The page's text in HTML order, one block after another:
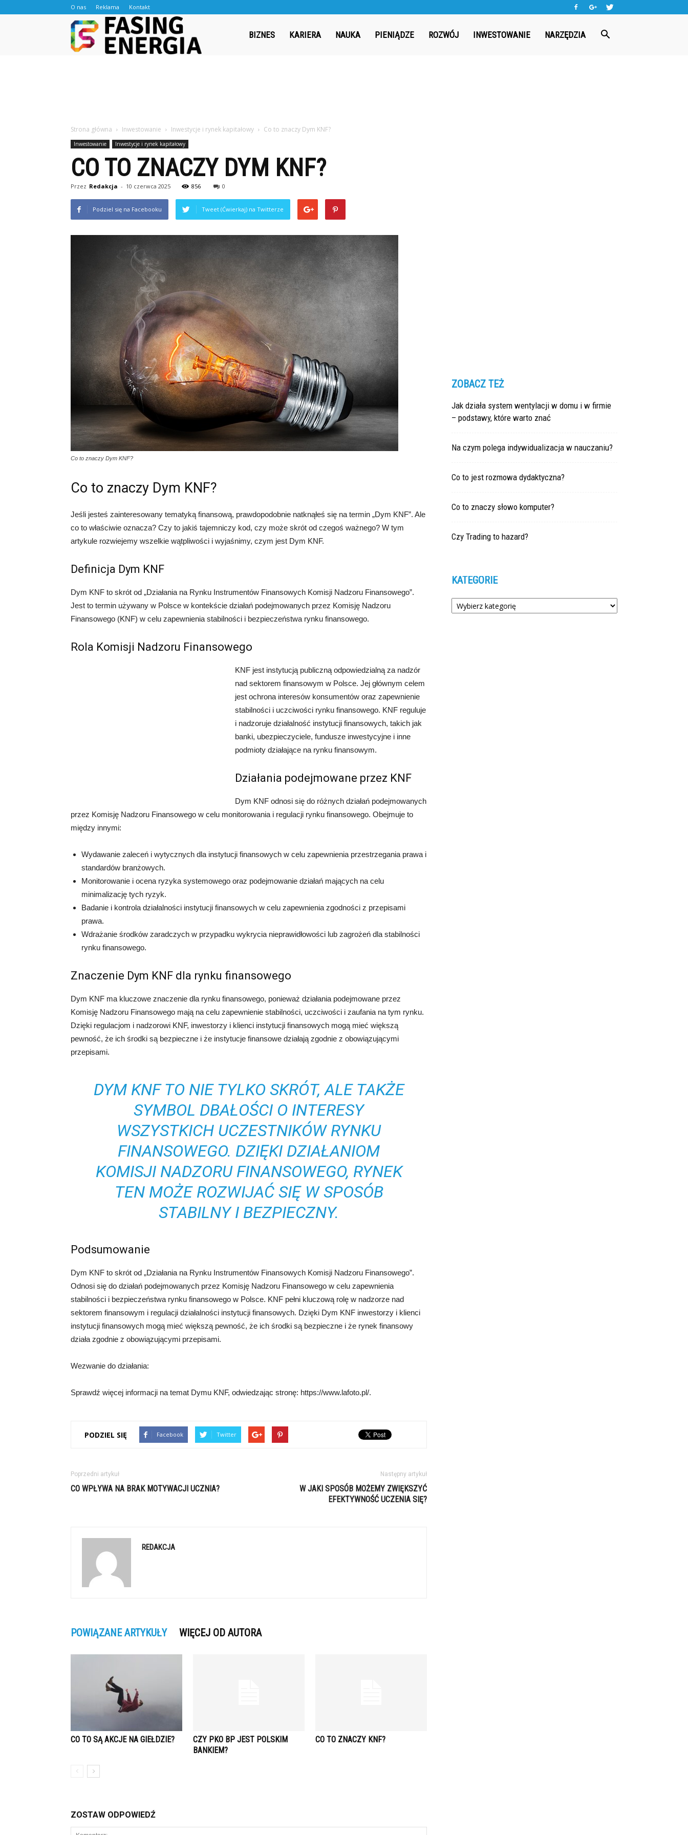
O nas Reklama Kontakt
Fasingenergia.plBIZNES KARIERA NAUKA PIENIĄDZE ROZWÓJ INWESTOWANIE NARZĘDZIA
Strona główna Inwestowanie Inwestycje i rynek kapitałowy Co to znaczy Dym KNF?
Inwestowanie Inwestycje i rynek kapitałowy
CO TO ZNACZY DYM KNF?
Przez Redakcja - 10 czerwca 2025 856 0
Podziel się na Facebooku Tweet (Ćwierkaj) na Twitterze
Co to znaczy Dym KNF?
Co to znaczy Dym KNF?
Jeśli jesteś zainteresowany tematyką finansową, prawdopodobnie natknąłeś się na termin „Dym KNF”. Ale
co to właściwie oznacza? Czy to jakiś tajemniczy kod, czy może skrót od czegoś ważnego? W tym
artykule rozwiejemy wszelkie wątpliwości i wyjaśnimy, czym jest Dym KNF.
Definicja Dym KNF
Dym KNF to skrót od „Działania na Rynku Instrumentów Finansowych Komisji Nadzoru Finansowego”.
Jest to termin używany w Polsce w kontekście działań podejmowanych przez Komisję Nadzoru
Finansowego (KNF) w celu zapewnienia stabilności i bezpieczeństwa rynku finansowego.
Rola Komisji Nadzoru Finansowego
KNF jest instytucją publiczną odpowiedzialną za nadzór
nad sektorem finansowym w Polsce. Jej głównym celem
jest ochrona interesów konsumentów oraz zapewnienie
stabilności i uczciwości rynku finansowego. KNF reguluje
i nadzoruje działalność instytucji finansowych, takich jak
banki, ubezpieczyciele, fundusze inwestycyjne i inne
podmioty działające na rynku finansowym.
Działania podejmowane przez KNF
Dym KNF odnosi się do różnych działań podejmowanych
przez Komisję Nadzoru Finansowego w celu monitorowania i regulacji rynku finansowego. Obejmuje to
między innymi:
Wydawanie zaleceń i wytycznych dla instytucji finansowych w celu zapewnienia przestrzegania prawa i
standardów branżowych.
Monitorowanie i ocena ryzyka systemowego oraz podejmowanie działań mających na celu
minimalizację tych ryzyk.
Badanie i kontrola działalności instytucji finansowych w celu zapewnienia zgodności z przepisami
prawa.
Wdrażanie środków zaradczych w przypadku wykrycia nieprawidłowości lub zagrożeń dla stabilności
rynku finansowego.
Znaczenie Dym KNF dla rynku finansowego
Dym KNF ma kluczowe znaczenie dla rynku finansowego, ponieważ działania podejmowane przez
Komisję Nadzoru Finansowego mają na celu zapewnienie stabilności, uczciwości i zaufania na tym rynku.
Dzięki regulacjom i nadzorowi KNF, inwestorzy i klienci instytucji finansowych mogą mieć większą
pewność, że ich środki są bezpieczne i że instytucje finansowe działają zgodnie z obowiązującymi
przepisami.
DYM KNF TO NIE TYLKO SKRÓT, ALE TAKŻE
SYMBOL DBAŁOŚCI O INTERESY
WSZYSTKICH UCZESTNIKÓW RYNKU
FINANSOWEGO. DZIĘKI DZIAŁANIOM
KOMISJI NADZORU FINANSOWEGO, RYNEK
TEN MOŻE ROZWIJAĆ SIĘ W SPOSÓB
STABILNY I BEZPIECZNY.
Podsumowanie
Dym KNF to skrót od „Działania na Rynku Instrumentów Finansowych Komisji Nadzoru Finansowego”.
Odnosi się do działań podejmowanych przez Komisję Nadzoru Finansowego w celu zapewnienia
stabilności i bezpieczeństwa rynku finansowego w Polsce. KNF pełni kluczową rolę w nadzorze nad
sektorem finansowym i regulacji działalności instytucji finansowych. Dzięki Dym KNF inwestorzy i klienci
instytucji finansowych mogą mieć większą pewność, że ich środki są bezpieczne i że rynek finansowy
działa zgodnie z obowiązującymi przepisami.
Wezwanie do działania:
Sprawdź więcej informacji na temat Dymu KNF, odwiedzając stronę: https://www.lafoto.pl/.
PODZIEL SIĘ Facebook Twitter
Poprzedni artykuł
CO WPŁYWA NA BRAK MOTYWACJI UCZNIA?
Następny artykuł
W JAKI SPOSÓB MOŻEMY ZWIĘKSZYĆ
EFEKTYWNOŚĆ UCZENIA SIĘ?
REDAKCJA
POWIĄZANE ARTYKUŁY WIĘCEJ OD AUTORA
CO TO SĄ AKCJE NA GIEŁDZIE?
CZY PKO BP JEST POLSKIM
BANKIEM?
CO TO ZNACZY KNF?
ZOSTAW ODPOWIEDŹ
ZOBACZ TEŻ
Jak działa system wentylacji w domu i w firmie
– podstawy, które warto znać
Na czym polega indywidualizacja w nauczaniu?
Co to jest rozmowa dydaktyczna?
Co to znaczy słowo komputer?
Czy Trading to hazard?
KATEGORIE
Kategorie